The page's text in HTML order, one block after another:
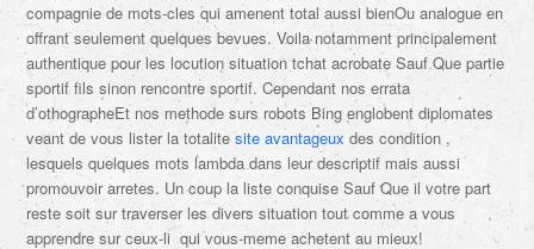
compagnie de mots-cles qui amenent total aussi bienOu analogue en
offrant seulement quelques bevues. Voila notamment principalement
authentique pour les locution situation tchat acrobate Sauf Que partie
sportif fils sinon rencontre sportif. Cependant nos errata
d’othographeEt nos methode surs robots Bing englobent diplomates
veant de vous lister la totalitesite avantageux des condition ,
lesquels quelques mots lambda dans leur descriptif mais aussi
promouvoir arretes. Un coup la liste conquise Sauf Que il votre part
reste soit sur traverser les divers situation tout comme a vous
apprendre sur ceux-li qui vous-meme achetent au mieux!